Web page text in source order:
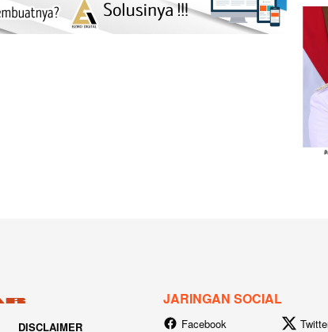
DISCLAIMER
JARINGAN SOCIAL
Facebook